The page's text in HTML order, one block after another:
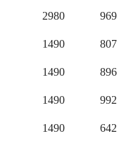
2980
969
1490
807
1490
896
1490
992
1490
642